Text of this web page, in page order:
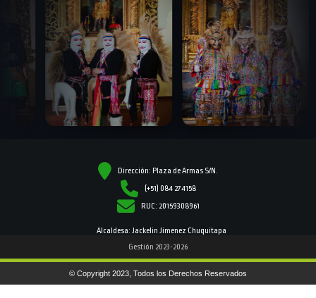
Dirección: Plaza de Armas S/N.
(+51) 084 274158
RUC: 20159308961
Alcaldesa: Jackelin Jimenez Chuquitapa
Gestión 2023-2026
© Copyright 2023, Todos los Derechos Reservados